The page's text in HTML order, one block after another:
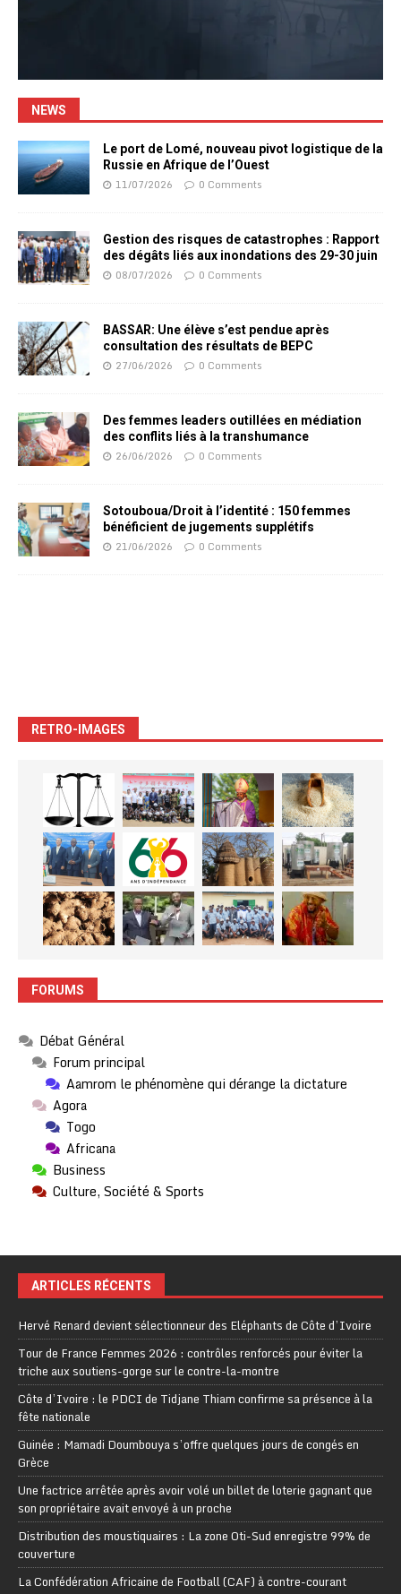
NEWS
Le port de Lomé, nouveau pivot logistique de la
Russie en Afrique de l’Ouest
11/07/2026 0 Comments
Gestion des risques de catastrophes : Rapport
des dégâts liés aux inondations des 29-30 juin
08/07/2026 0 Comments
BASSAR: Une élève s’est pendue après
consultation des résultats de BEPC
27/06/2026 0 Comments
Des femmes leaders outillées en médiation
des conflits liés à la transhumance
26/06/2026 0 Comments
Sotouboua/Droit à l’identité : 150 femmes
bénéficient de jugements supplétifs
21/06/2026 0 Comments
RETRO-IMAGES
FORUMS
Débat Général
Forum principal
Aamrom le phénomène qui dérange la dictature
Agora
Togo
Africana
Business
Culture, Société & Sports
ARTICLES RÉCENTS
Hervé Renard devient sélectionneur des Eléphants de Côte d’Ivoire
Tour de France Femmes 2026 : contrôles renforcés pour éviter la
triche aux soutiens-gorge sur le contre-la-montre
Côte d’Ivoire : le PDCI de Tidjane Thiam confirme sa présence à la
fête nationale
Guinée : Mamadi Doumbouya s’offre quelques jours de congés en
Grèce
Une factrice arrêtée après avoir volé un billet de loterie gagnant que
son propriétaire avait envoyé à un proche
Distribution des moustiquaires : La zone Oti-Sud enregistre 99% de
couverture
La Confédération Africaine de Football (CAF) à contre-courant